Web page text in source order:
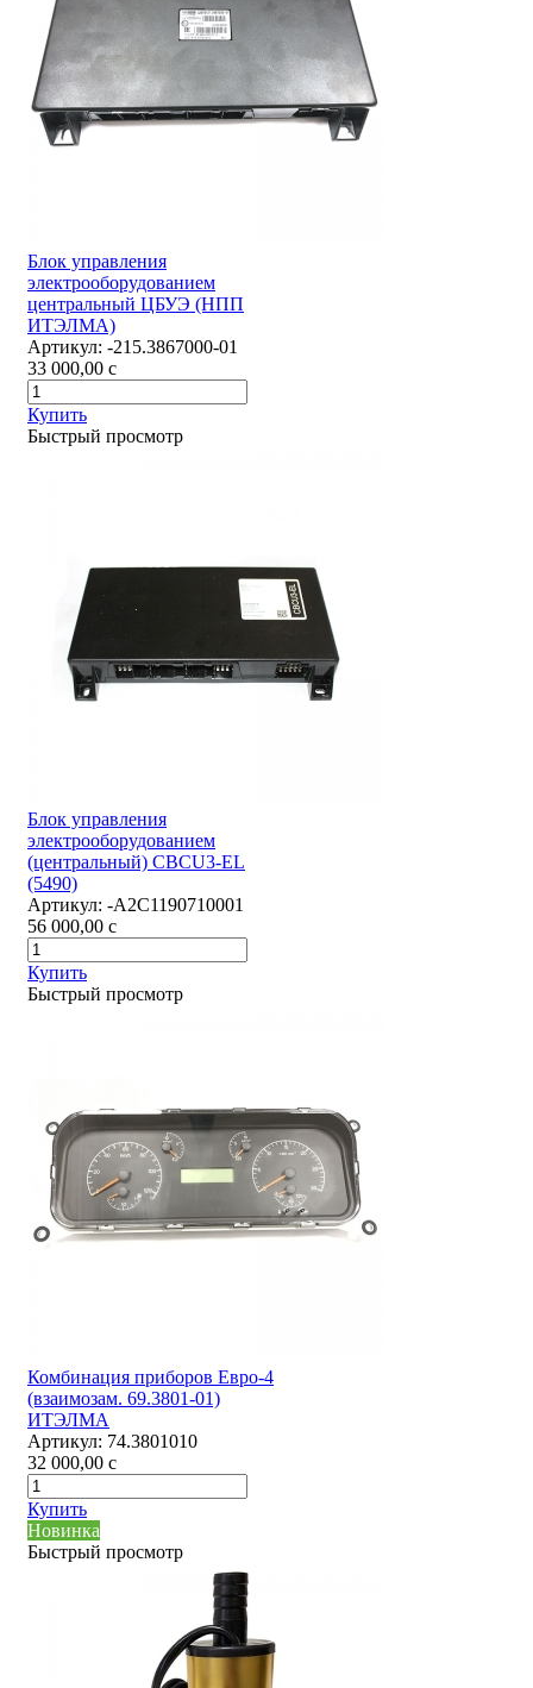
Блок управления
электрооборудованием
центральный ЦБУЭ (НПП
ИТЭЛМА)
Артикул: -215.3867000-01
33 000,00 c
Купить
Быстрый просмотр
Блок управления
электрооборудованием
(центральный) CBCU3-EL
(5490)
Артикул: -А2С1190710001
56 000,00 c
Купить
Быстрый просмотр
Комбинация приборов Евро-4
(взаимозам. 69.3801-01)
ИТЭЛМА
Артикул: 74.3801010
32 000,00 c
Купить
Новинка
Быстрый просмотр